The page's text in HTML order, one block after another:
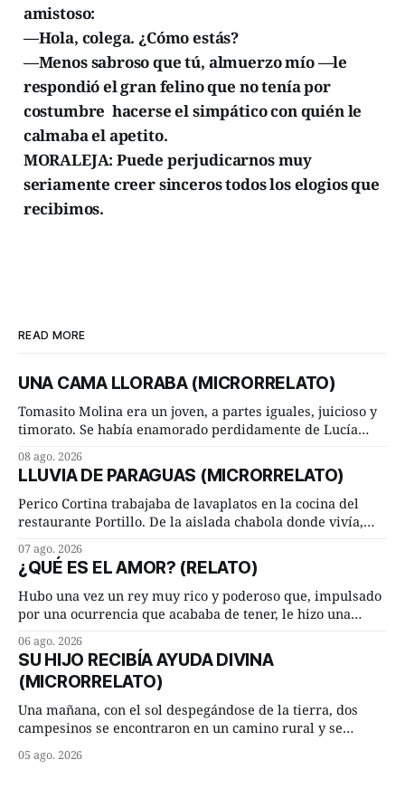
amistoso:
—Hola, colega. ¿Cómo estás?
—Menos sabroso que tú, almuerzo mío —le
respondió el gran felino que no tenía por
costumbre hacerse el simpático con quién le
calmaba el apetito.
MORALEJA: Puede perjudicarnos muy
seriamente creer sinceros todos los elogios que
recibimos.
READ MORE
UNA CAMA LLORABA (MICRORRELATO)
Tomasito Molina era un joven, a partes iguales, juicioso y
timorato. Se había enamorado perdidamente de Lucía
ambos les iba de maravilla. Pero mantenían absoluta
discrepancia en un deseo ineluctable por parte de ella.
Lucía Arriate quería que ellos
08 ago. 2026
LLUVIA DE PARAGUAS (MICRORRELATO)
Perico Cortina trabajaba de lavaplatos en la cocina del
restaurante Portillo. De la aislada chabola donde vivía,
cuarto de hora andando a buen paso. Cierta noche,
terminada su jornada laboral caminaba él hacía su mísera
morada cundo comenzó a llover
07 ago. 2026
¿QUÉ ES EL AMOR? (RELATO)
Hubo una vez un rey muy rico y poderoso que, impulsado
por una ocurrencia que acababa de tener, le hizo una
Dime, hombre sabio, ¿qué es el amor según tú? Su
consejero, que era muy prudente y astuto le respondió de
inmediato:
06 ago. 2026
SU HIJO RECIBÍA AYUDA DIVINA
(MICRORRELATO)
Una mañana, con el sol despegándose de la tierra, dos
campesinos se encontraron en un camino rural y se
remolachas, Manuel? —quiso saber uno. —Eso acabo de
05 ago. 2026